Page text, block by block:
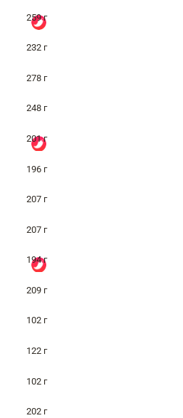
259 г
232 г
278 г
248 г
201 г
196 г
207 г
207 г
194 г
209 г
102 г
122 г
102 г
202 г